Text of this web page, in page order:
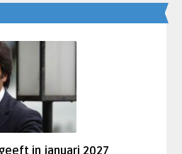
in januari 2027